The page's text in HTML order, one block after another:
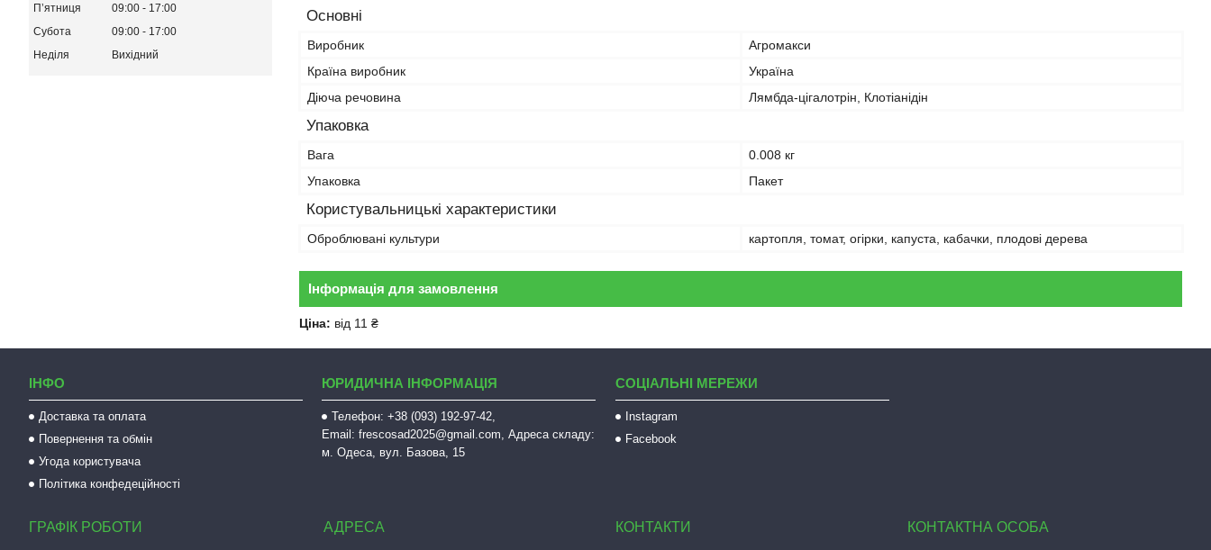
Основні
Виробник
Агромакси
Країна виробник
Україна
Діюча речовина
Лямбда-цігалотрін, Клотіанідін
Упаковка
Вага
0.008 кг
Упаковка
Пакет
Користувальницькі характеристики
Оброблювані культури картопля, томат, огірки, капуста, кабачки, плодові дерева
Інформація для замовлення
Ціна: від 11 ₴
Пʼятниця
09:00
17:00
Субота
09:00
17:00
Неділя
Вихідний
ІНФО
Доставка та оплата
Повернення та обмін
Угода користувача
Політика конфедеційності
ЮРИДИЧНА ІНФОРМАЦІЯ
Телефон: +38 (093) 192-97-42,
Email: frescosad2025@gmail.com, Адреса складу:
м. Одеса, вул. Базова, 15
СОЦІАЛЬНІ МЕРЕЖИ
Instagram
Facebook
ГРАФІК РОБОТИ